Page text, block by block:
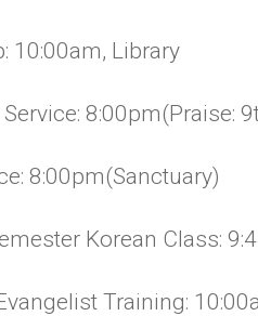
10:00am, Library
8:00pm(Praise:
8:00pm(Sanctuary)
Korean Class:
Training: